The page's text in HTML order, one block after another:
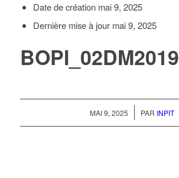
Date de création mai 9, 2025
Dernière mise à jour mai 9, 2025
BOPI_02DM2019
MAI 9, 2025
/ PAR INPIT